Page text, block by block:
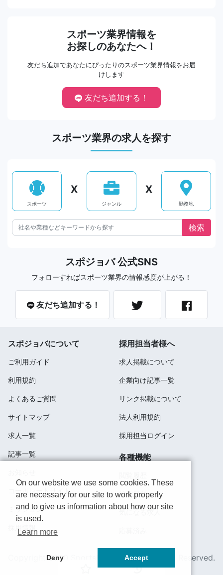
スポーツ業界情報を
お探しのあなたへ！
友だち追加であなたにぴったりのスポーツ業界情報をお届
けします
友だち追加する！
スポーツ業界の求人を探す
スポーツ
X
ジャンル
X
勤務地
スポジョバ 公式SNS
フォローすればスポーツ業界の情報感度が上がる！
友だち追加する！
スポジョバについて
ご利用ガイド
利用規約
よくあるご質問
サイトマップ
求人一覧
記事一覧
コーポレートサイト
ミッション
採用情報
採用担当者様へ
求人掲載について
企業向け記事一覧
リンク掲載について
法人利用規約
採用担当ログイン
各種機能
検索履歴
気になる求人
Copyright 2020 SportsField Co Ltd.All Right Reserved.
On our website we use some cookies. These
are necessary for our site to work properly
and to give us information about how our site
is used.
Learn more
Deny Accept